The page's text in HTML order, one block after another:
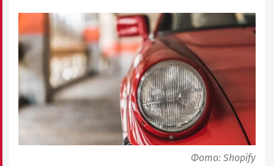
Петрозаводска
и
Карелии
|
Петрозаводск
ГОВОРИТ
Image
Фото: Shopify